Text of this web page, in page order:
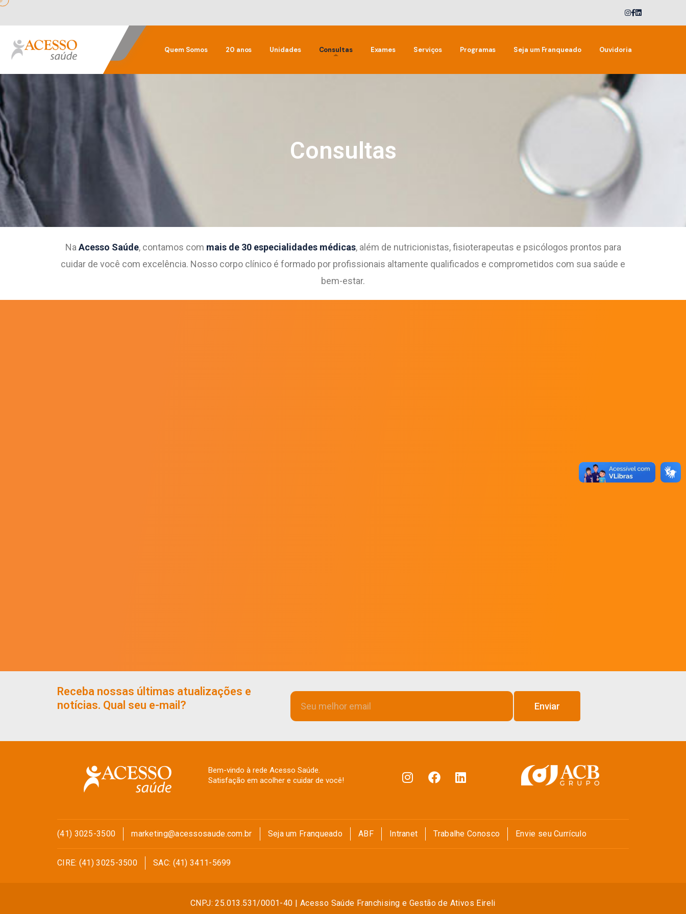
Quem Somos 20 anos Unidades Consultas Exames Serviços Programas Seja um Franqueado Ouvidoria
Consultas
Na Acesso Saúde, contamos com mais de 30 especialidades médicas, além de nutricionistas, fisioterapeutas e psicólogos prontos para
cuidar de você com excelência. Nosso corpo clínico é formado por profissionais altamente qualificados e comprometidos com sua saúde e
bem-estar.
Receba nossas últimas atualizações e
notícias. Qual seu e-mail?
Enviar
Bem-vindo à rede Acesso Saúde.
Satisfação em acolher e cuidar de você!
(41) 3025-3500 marketing@acessosaude.com.br Seja um Franqueado ABF Intranet Trabalhe Conosco Envie seu Currículo
CIRE: (41) 3025-3500 SAC: (41) 3411-5699
CNPJ: 25.013.531/0001-40 | Acesso Saúde Franchising e Gestão de Ativos Eireli